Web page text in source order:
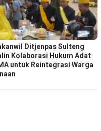
Ditjenpas Sulteng
Kolaborasi Hukum Adat
untuk Reintegrasi Warga